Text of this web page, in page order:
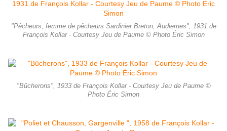
"Pêcheurs, femme de pêcheurs Sardinier Breton, Audiernes", 1931 de
François Kollar - Courtesy Jeu de Paume © Photo Éric Simon
"Bûcherons", 1933 de François Kollar - Courtesy Jeu de Paume ©
Photo Éric Simon